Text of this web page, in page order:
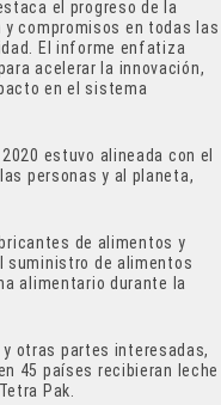
el progreso de la
compromisos en todas las
El informe enfatiza
acelerar la innovación,
en el sistema
estuvo alineada con el
personas y al planeta,
de alimentos y
suministro de alimentos
alimentario durante la
partes interesadas,
45 países recibieran leche
Pak.